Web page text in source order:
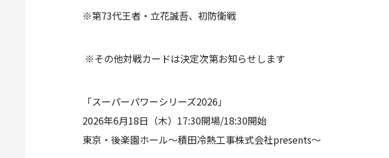
※第73代王者・立花誠吾、初防衛戦
※その他対戦カードは決定次第お知らせします
「スーパーパワーシリーズ2026」
2026年6月18日（木）17:30開場/18:30開始
東京・後楽園ホール～積田冷熱工事株式会社presents～